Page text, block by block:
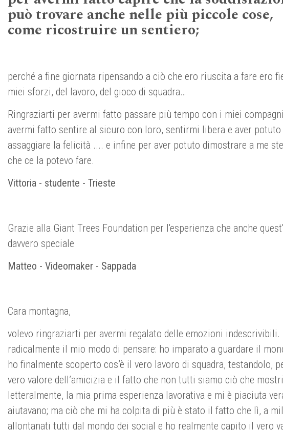
può trovare anche nelle più piccole cose,
come ricostruire un sentiero;
perché a fine giornata ripensando a ciò che ero riuscita a fare ero
miei sforzi, del lavoro, del gioco di squadra…
Ringraziarti per avermi fatto passare più tempo con i miei
avermi fatto sentire al sicuro con loro, sentirmi libera e aver potuto
assaggiare la felicità .... e infine per aver potuto dimostrare a me
che ce la potevo fare.
Vittoria - studente - Trieste
Grazie alla Giant Trees Foundation per l'esperienza che anche
davvero speciale
Matteo - Videomaker - Sappada
Cara montagna,
volevo ringraziarti per avermi regalato delle emozioni
radicalmente il mio modo di pensare: ho imparato a guardare il
ho finalmente scoperto cos’è il vero lavoro di squadra,
vero valore dell’amicizia e il fatto che non tutti siamo ciò che
letteralmente, la mia prima esperienza lavorativa e mi è piaciuta
aiutavano; ma ciò che mi ha colpita di più è stato il fatto che lì, a
allontanati tutti dal mondo dei social e ho realmente capito il vero